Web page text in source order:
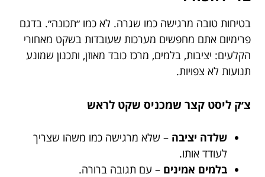
בטיחות טובה מרגישה כמו שגרה. לא כמו ״תכונה״. בדגם
פרימיום אתם מחפשים מערכות שעובדות בשקט מאחורי
הקלעים: יציבות, בלמים, מרכז כובד מאוזן, ותכנון שמונע
תנועות לא צפויות.
צ׳ק ליסט קצר שמכניס שקט לראש
שלדה יציבה – שלא מרגישה כמו משהו שצריך
לעודד אותו.
בלמים אמינים – עם תגובה ברורה.